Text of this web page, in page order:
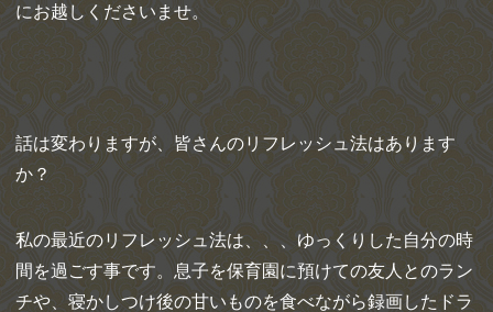
にお越しくださいませ。
話は変わりますが、皆さんのリフレッシュ法はあります
か？
私の最近のリフレッシュ法は、、、ゆっくりした自分の時
間を過ごす事です。息子を保育園に預けての友人とのラン
チや、寝かしつけ後の甘いものを食べながら録画したドラ